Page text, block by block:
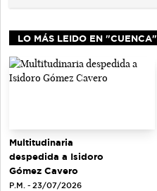
LO MÁS LEIDO EN "CUENCA"
Multitudinaria
despedida a Isidoro
Gómez Cavero
P.M. - 23/07/2026